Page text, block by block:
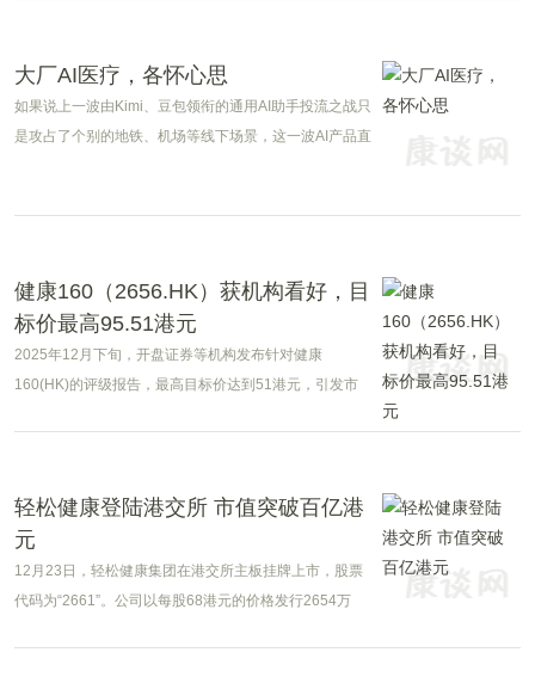
大厂AI医疗，各怀心思
如果说上一波由Kimi、豆包领衔的通用AI助手投流之战只
是攻占了个别的地铁、机场等线下场景，这一波AI产品直
交平台上，蚂蚁阿福的推广大军更是明码标价：拉一个
新用户，最高奖励10元。
健康160（2656.HK）获机构看好，目
标价最高95.51港元
2025年12月下旬，开盘证券等机构发布针对健康
160(HK)的评级报告，最高目标价达到51港元，引发市
轻松健康登陆港交所 市值突破百亿港
元
12月23日，轻松健康集团在港交所主板挂牌上市，股票
代码为“2661”。公司以每股68港元的价格发行2654万